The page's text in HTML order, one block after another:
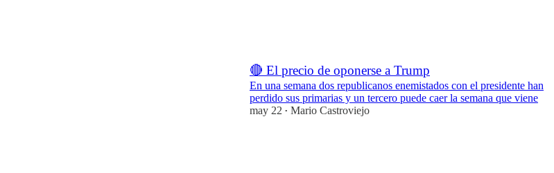
🔴 El precio de oponerse a Trump
En una semana dos republicanos enemistados con el presidente han
perdido sus primarias y un tercero puede caer la semana que viene
may 22 • Mario Castroviejo